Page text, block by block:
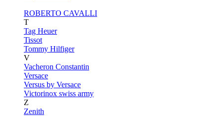
ROBERTO CAVALLI
T
Tag Heuer
Tissot
Tommy Hilfiger
V
Vacheron Constantin
Versace
Versus by Versace
Victorinox swiss army
Z
Zenith